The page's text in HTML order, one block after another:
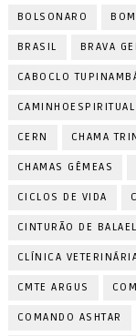
BOLSONARO
BRASIL BRAVA
CABOCLO
CAMINHOESPIRITUAL
CERN CHAMA
CHAMAS GÊMEAS
CICLOS DE VIDA
CINTURÃO DE BALAEL
CLÍNICA
CMTE ARGUS
COMANDO ASHTAR